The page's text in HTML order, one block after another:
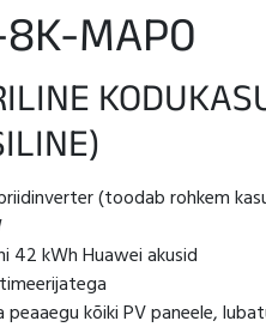
MAP0
(toodab rohkem
42 kWh Huawei akusid
peaaegu kõiki PV paneele,